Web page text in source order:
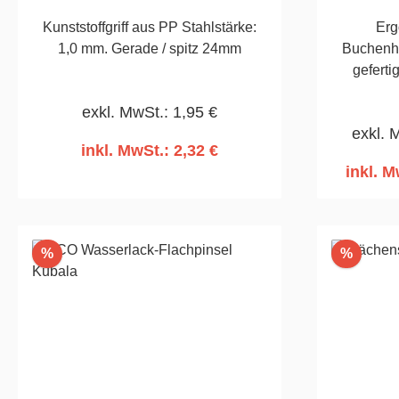
Kunststoffgriff aus PP Stahlstärke:
1,0 mm. Gerade / spitz 24mm
exkl. MwSt.: 1,95 €
inkl. MwSt.: 2,32 €
exkl.
inkl.
%Rabatt %Rabatt